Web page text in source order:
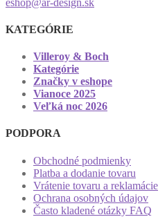
KATEGÓRIE
Villeroy & Boch
Kategórie
Značky v eshope
Vianoce 2025
Veľká noc 2026
PODPORA
Obchodné podmienky
Platba a dodanie tovaru
Vrátenie tovaru a reklamácie
Ochrana osobných údajov
Často kladené otázky FAQ